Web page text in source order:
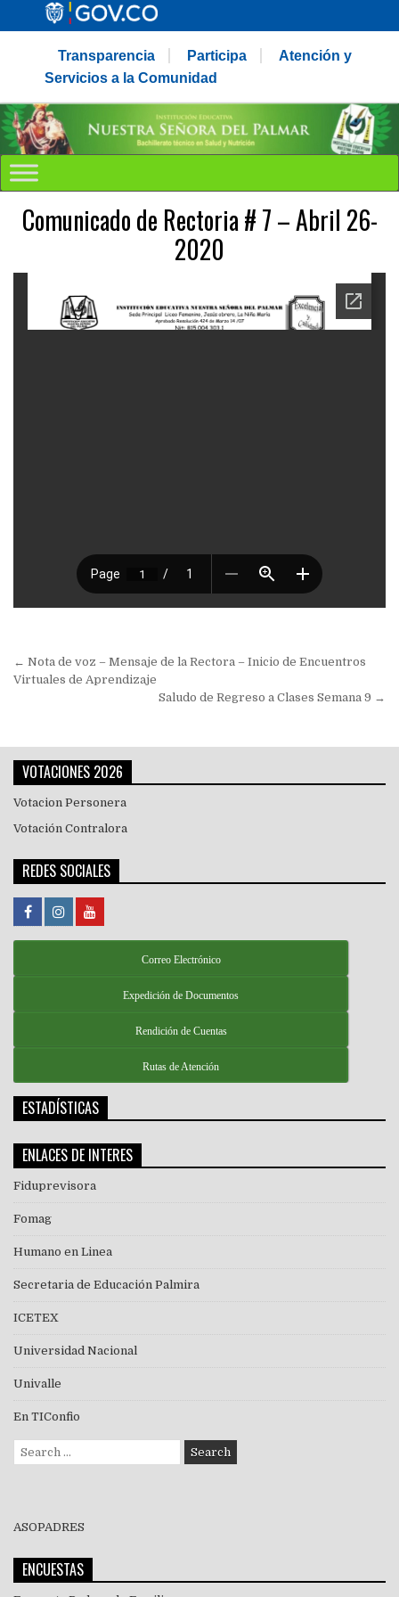
Transparencia Participa
Atención y
Servicios a la Comunidad
Comunicado de Rectoria # 7 – Abril 26-
2020
Navegación
de
← Nota de voz – Mensaje de la Rectora – Inicio de Encuentros
Virtuales de Aprendizaje
Saludo de Regreso a Clases Semana 9 →
VOTACIONES 2026
Votacion Personera
Votación Contralora
REDES SOCIALES
Correo Electrónico
Expedición de Documentos
Rendición de Cuentas
Rutas de Atención
ESTADÍSTICAS
ENLACES DE INTERES
Fiduprevisora
Fomag
Humano en Linea
Secretaria de Educación Palmira
ICETEX
Universidad Nacional
Univalle
En TIConfio
Search
for:
ASOPADRES
ENCUESTAS